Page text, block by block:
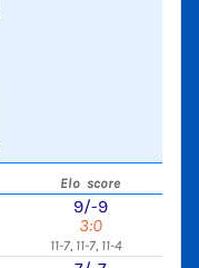
Elo score
9/-9
3:0
11-7, 11-7, 11-4